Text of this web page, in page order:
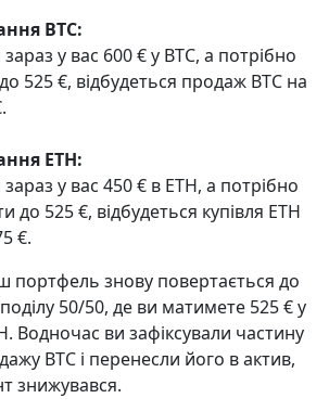
BTC:
у вас 600 € у BTC, а потрібно
525 €, відбудеться продаж BTC на
ETH:
зараз у вас 450 € в ETH, а потрібно
до 525 €, відбудеться купівля ETH
€.
портфель знову повертається до
50/50, де ви матимете 525 € у
Водночас ви зафіксували частину
BTC і перенесли його в актив,
знижувався.